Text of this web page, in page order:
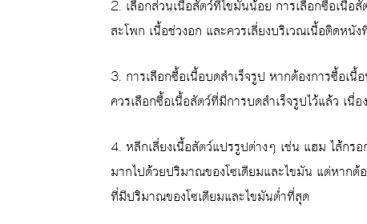
2. เลือกส่วนเนื้อสัตว์ที่ไขมันน้อย การเลือกซื้อเนื้อ
สะโพก เนื้อช่วงอก และควรเลี่ยงบริเวณเนื้อติดห
3. การเลือกซื้อเนื้อบดสำเร็จรูป หากต้องการซื้อเ
ควรเลือกซื้อเนื้อสัตว์ที่มีการบดสำเร็จรูปไว้แล้ว เ
4. หลีกเลี่ยงเนื้อสัตว์แปรรูปต่างๆ เช่น แฮม ไส้กร
มากไปด้วยปริมาณของโซเดียมและไขมัน แต่หาก
ที่มีปริมาณของโซเดียมและไขมันต่ำที่สุด